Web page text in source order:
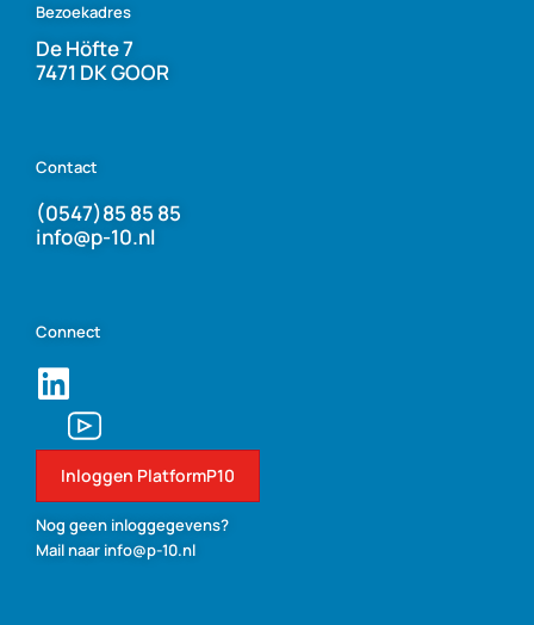
Bezoekadres
De Höfte 7
7471 DK GOOR
Contact
(0547)85 85 85
info@p-10.nl
Connect
Inloggen PlatformP10
Nog geen inloggegevens?
Mail naar info@p-10.nl